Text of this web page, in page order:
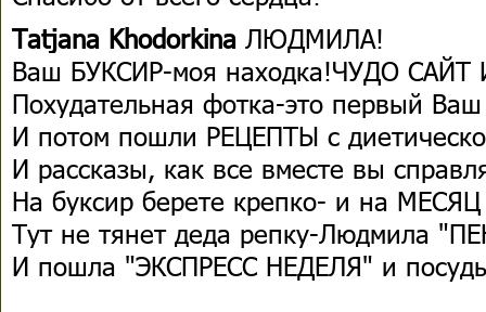
Tatjana Khodorkina ЛЮДМИЛА!
Ваш БУКСИР-моя находка!ЧУДО
Похудательная фотка-это первый
И потом пошли РЕЦЕПТЫ с
И рассказы, как все вместе вы
На буксир берете крепко- и на
Тут не тянет деда репку-Людмила
И пошла "ЭКСПРЕСС НЕДЕЛЯ" и